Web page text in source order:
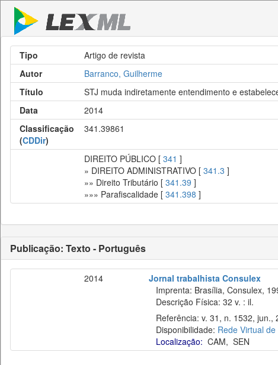
Tipo
Artigo de revista
Autor
Barranco, Guilherme
Título
STJ muda indiretamente entendimento e
Data
2014
Classificação
(CDDir)
341.39861
DIREITO PÚBLICO [ 341 ]
» DIREITO ADMINISTRATIVO [ 341.3 ]
»» Direito Tributário [ 341.39 ]
»»» Parafiscalidade [ 341.398 ]
Publicação: Texto - Português
2014
Jornal trabalhista Consulex
Imprenta: Brasília, Consulex,
Descrição Física: 32 v. : il.
Referência: v. 31, n. 1532, jun.,
Disponibilidade: Rede Virtual
Localização: CAM, SEN